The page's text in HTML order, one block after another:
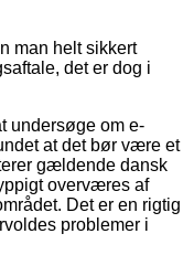
man helt sikkert
det er dog i
undersøge om e-
at det bør være et
gældende dansk
overværes af
Det er en rigtig
problemer i